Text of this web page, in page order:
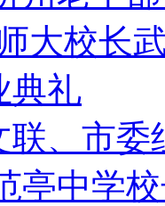
大校长
典礼
联、市
亭中学